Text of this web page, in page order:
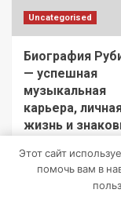
Uncategorised
Биография
— успешная
музыкальная
карьера,
жизнь и
Этот сайт
помочь вам в